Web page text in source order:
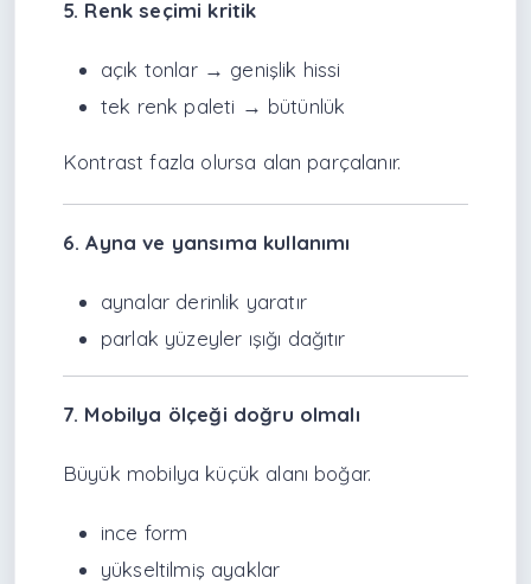
5. Renk seçimi kritik
açık tonlar → genişlik hissi
tek renk paleti → bütünlük
Kontrast fazla olursa alan parçalanır.
6. Ayna ve yansıma kullanımı
aynalar derinlik yaratır
parlak yüzeyler ışığı dağıtır
7. Mobilya ölçeği doğru olmalı
Büyük mobilya küçük alanı boğar.
ince form
yükseltilmiş ayaklar